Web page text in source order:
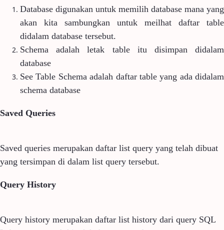
Database digunakan untuk memilih database mana yang
akan kita sambungkan untuk meilhat daftar table
didalam database tersebut.
Schema adalah letak table itu disimpan didalam
database
See Table Schema adalah daftar table yang ada didalam
schema database
Saved Queries
Saved queries merupakan daftar list query yang telah dibuat
yang tersimpan di dalam list query tersebut.
Query History
Query history merupakan daftar list history dari query SQL